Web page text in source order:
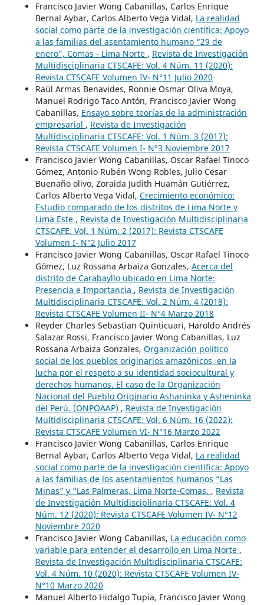
Francisco Javier Wong Cabanillas, Carlos Enrique
Bernal Aybar, Carlos Alberto Vega Vidal, La realidad
social como parte de la investigación científica: Apoyo
a las familias del asentamiento humano “29 de
enero”, Comas - Lima Norte , Revista de Investigación
Multidisciplinaria CTSCAFE: Vol. 4 Núm. 11 (2020):
Revista CTSCAFE Volumen IV- N°11 Julio 2020
Raúl Armas Benavides, Ronnie Osmar Oliva Moya,
Manuel Rodrigo Taco Antón, Francisco Javier Wong
Cabanillas, Ensayo sobre teorías de la administración
empresarial , Revista de Investigación
Multidisciplinaria CTSCAFE: Vol. 1 Núm. 3 (2017):
Revista CTSCAFE Volumen I- N°3 Noviembre 2017
Francisco Javier Wong Cabanillas, Oscar Rafael Tinoco
Gómez, Antonio Rubén Wong Robles, Julio Cesar
Buenaño olivo, Zoraida Judith Huamán Gutiérrez,
Carlos Alberto Vega Vidal, Crecimiento económico:
Estudio comparado de los distritos de Lima Norte y
Lima Este , Revista de Investigación Multidisciplinaria
CTSCAFE: Vol. 1 Núm. 2 (2017): Revista CTSCAFE
Volumen I- N°2 Julio 2017
Francisco Javier Wong Cabanillas, Oscar Rafael Tinoco
Gómez, Luz Rossana Arbaiza Gonzales, Acerca del
distrito de Carabayllo ubicado en Lima Norte:
Presencia e Importancia , Revista de Investigación
Multidisciplinaria CTSCAFE: Vol. 2 Núm. 4 (2018):
Revista CTSCAFE Volumen II- N°4 Marzo 2018
Reyder Charles Sebastian Quinticuari, Haroldo Andrés
Salazar Rossi, Francisco Javier Wong Cabanillas, Luz
Rossana Arbaiza Gonzales, Organización político
social de los pueblos originarios amazónicos, en la
lucha por el respeto a su identidad sociocultural y
derechos humanos. El caso de la Organización
Nacional del Pueblo Originario Ashaninka y Asheninka
del Perú. (ONPOAAP) , Revista de Investigación
Multidisciplinaria CTSCAFE: Vol. 6 Núm. 16 (2022):
Revista CTSCAFE Volumen VI- N°16 Marzo 2022
Francisco Javier Wong Cabanillas, Carlos Enrique
Bernal Aybar, Carlos Alberto Vega Vidal, La realidad
social como parte de la investigación científica: Apoyo
a las familias de los asentamientos humanos “Las
Minas” y “Las Palmeras, Lima Norte-Comas. , Revista
de Investigación Multidisciplinaria CTSCAFE: Vol. 4
Núm. 12 (2020): Revista CTSCAFE Volumen IV- N°12
Noviembre 2020
Francisco Javier Wong Cabanillas, La educación como
variable para entender el desarrollo en Lima Norte ,
Revista de Investigación Multidisciplinaria CTSCAFE:
Vol. 4 Núm. 10 (2020): Revista CTSCAFE Volumen IV-
N°10 Marzo 2020
Manuel Alberto Hidalgo Tupia, Francisco Javier Wong